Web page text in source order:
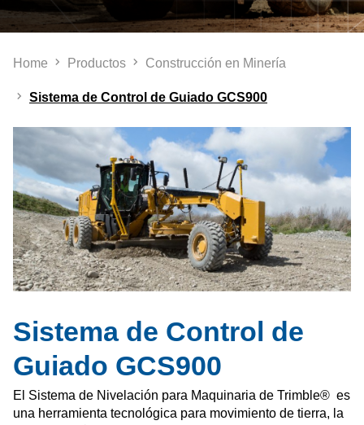
Home Productos Construcción en Minería
Sistema de Control de Guiado GCS900
Sistema de Control de
Guiado GCS900
El Sistema de Nivelación para Maquinaria de Trimble® es
una herramienta tecnológica para movimiento de tierra, la